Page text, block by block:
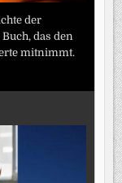
der
das den
mitnimmt.